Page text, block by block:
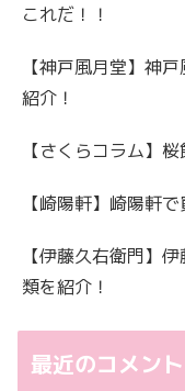
これだ！！
【神戸風月堂】神
紹介！
【さくらコラム】
【崎陽軒】崎陽軒
【伊藤久右衛門】
類を紹介！
最近のコメント